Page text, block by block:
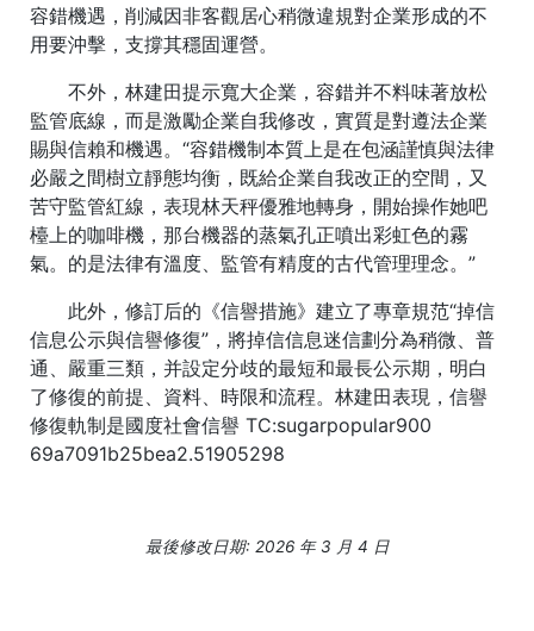
容錯機遇，削減因非客觀居心稍微違規對企業形成的不
用要沖擊，支撐其穩固運營。
不外，林建田提示寬大企業，容錯并不料味著放松
監管底線，而是激勵企業自我修改，實質是對遵法企業
賜與信賴和機遇。“容錯機制本質上是在包涵謹慎與法律
必嚴之間樹立靜態均衡，既給企業自我改正的空間，又
苦守監管紅線，表現林天秤優雅地轉身，開始操作她吧
檯上的咖啡機，那台機器的蒸氣孔正噴出彩虹色的霧
氣。的是法律有溫度、監管有精度的古代管理理念。”
此外，修訂后的《信譽措施》建立了專章規范“掉信
信息公示與信譽修復”，將掉信信息迷信劃分為稍微、普
通、嚴重三類，并設定分歧的最短和最長公示期，明白
了修復的前提、資料、時限和流程。林建田表現，信譽
修復軌制是國度社會信譽 TC:sugarpopular900
69a7091b25bea2.51905298
最後修改日期: 2026 年 3 月 4 日